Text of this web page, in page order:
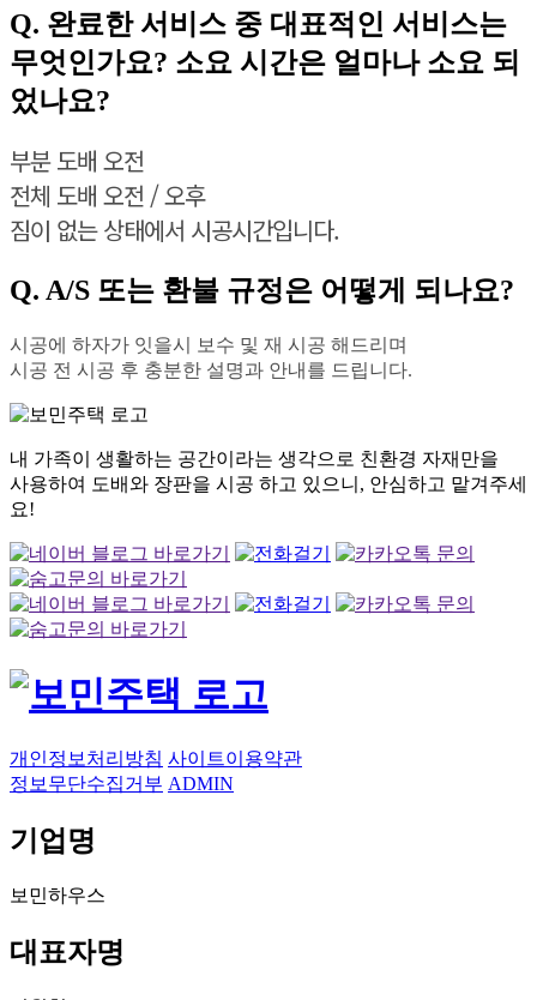
Q. 완료한 서비스 중 대표적인 서비스는
무엇인가요? 소요 시간은 얼마나 소요 되
었나요?
부분 도배 오전
전체 도배 오전 / 오후
짐이 없는 상태에서 시공시간입니다.
Q. A/S 또는 환불 규정은 어떻게 되나요?
시공에 하자가 잇을시 보수 및 재 시공 해드리며
시공 전 시공 후 충분한 설명과 안내를 드립니다.
내 가족이 생활하는 공간이라는 생각으로 친환경 자재만을
사용하여 도배와 장판을 시공 하고 있으니, 안심하고 맡겨주세
요!
개인정보처리방침 사이트이용약관
정보무단수집거부 ADMIN
기업명
보민하우스
대표자명